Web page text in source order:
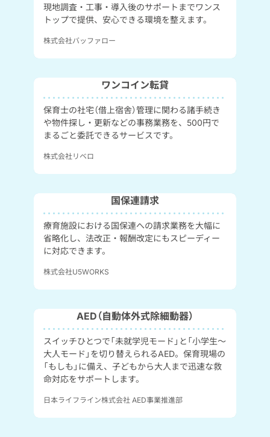
現地調査・工事・導入後のサポートまでワンス
トップで提供、安心できる環境を整えます。
株式会社バッファロー
ワンコイン転貸
保育士の社宅（借上宿舎）管理に関わる諸手続き
や物件探し・更新などの事務業務を、500円で
まるごと委託できるサービスです。
株式会社リベロ
国保連請求
療育施設における国保連への請求業務を大幅に
省略化し、法改正・報酬改定にもスピーディー
に対応できます。
株式会社U5WORKS
AED（自動体外式除細動器）
スイッチひとつで「未就学児モード」と「小学生～
大人モード」を切り替えられるAED。保育現場の
「もしも」に備え、子どもから大人まで迅速な救
命対応をサポートします。
日本ライフライン株式会社 AED事業推進部